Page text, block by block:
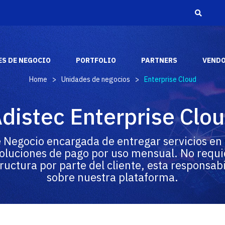
DE NEGOCIO
Adistec Media &
Entertainment
Adistec Media & Entertainment Business Unit
aporta nuestras capacidades comerciales y
tecnológicas para brindar soluciones de audio y
video a nuestros socios en todo el continente
americano.
PORTFOLIO PARTNERS
Reconocimientos
A través de los años, hemos recibido varios
reconocimientos y premios de la industria de
los fabricantes más respetados del mercado.
SABER MÁS
Home > Unidades de negocios > Enterprise Cloud
Enterprise
Negocio encargada de entregar servicios
de pago por uso mensual. No
por parte del cliente, esta
sobre nuestra plataforma.